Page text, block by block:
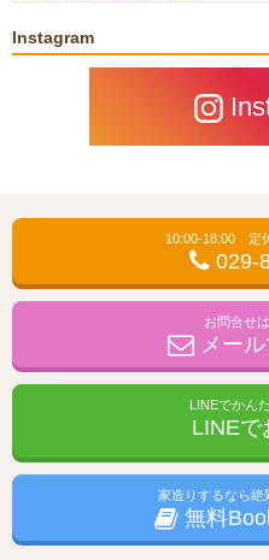
Instagram
10:00-18:00 定
029-
お問合せ
メール
LINEでかん
LINEで
家造りするなら絶
無料